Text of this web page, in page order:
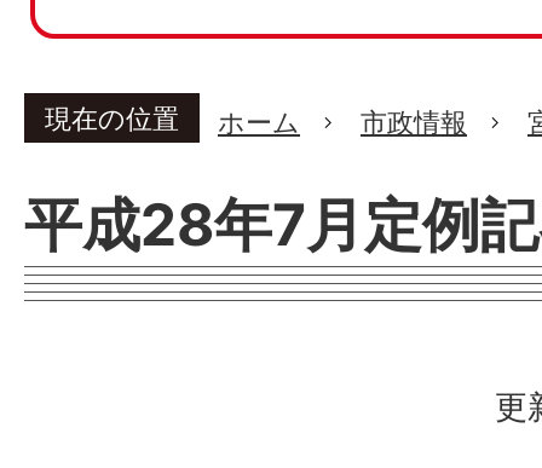
現在の位置 ホーム 市政情報
平成28年7月定例
更